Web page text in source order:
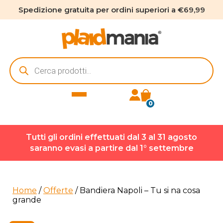
Spedizione gratuita per ordini superiori a €69,99
Ricerca
prodotti
0
Tutti gli ordini effettuati dal 3 al 31 agosto
saranno evasi a partire dal 1° settembre
Home /Offerte / Bandiera Napoli – Tu si na cosa
grande